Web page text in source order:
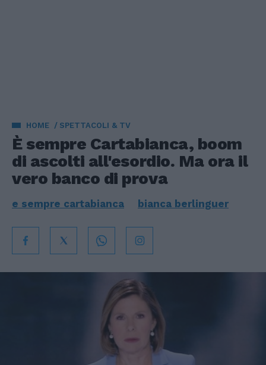
HOME SPETTACOLI & TV
È sempre Cartabianca, boom
di ascolti all'esordio. Ma ora il
vero banco di prova
e sempre cartabianca bianca berlinguer